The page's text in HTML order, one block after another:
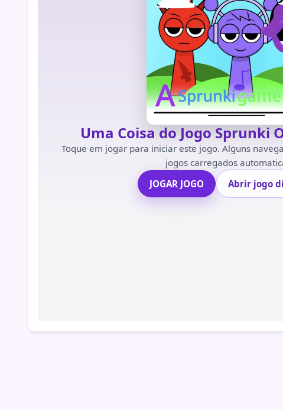
Uma Coisa do Jogo Sprunki
Toque em jogar para iniciar este jogo. Alguns
jogos carregados
JOGAR JOGO
Abrir jogo